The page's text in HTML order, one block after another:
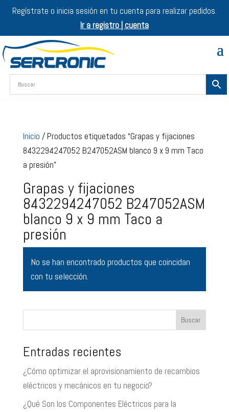
Regístrate o inicia sesión en tu cuenta para realizar pedidos.
Ir a registro | cuenta
Inicio / Productos etiquetados “Grapas y fijaciones
8432294247052 B247052ASM blanco 9 x 9 mm Taco
a presión”
Grapas y fijaciones
8432294247052 B247052ASM
blanco 9 x 9 mm Taco a
presión
No se han encontrado productos que coincidan
con tu selección.
Buscar
Entradas recientes
¿Cómo optimizar el aprovisionamiento de recambios
eléctricos y mecánicos en tu negocio?
¿Qué Son los Componentes Eléctricos para la